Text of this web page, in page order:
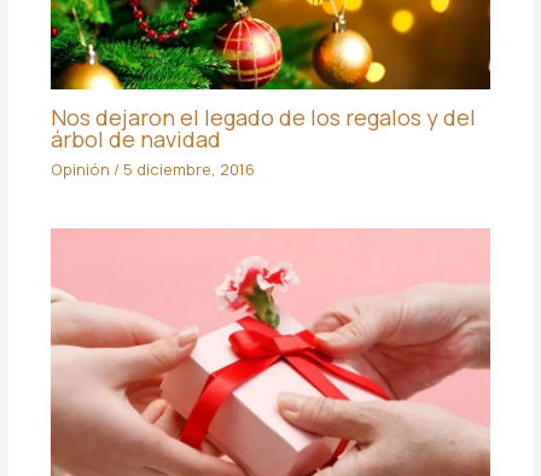
Nos dejaron el legado de los regalos y del
árbol de navidad
Opinión / 5 diciembre, 2016